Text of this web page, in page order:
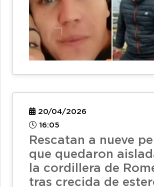
20/04/2026
16:05
Rescatan a nueve
que quedaron
la cordillera de
tras crecida de